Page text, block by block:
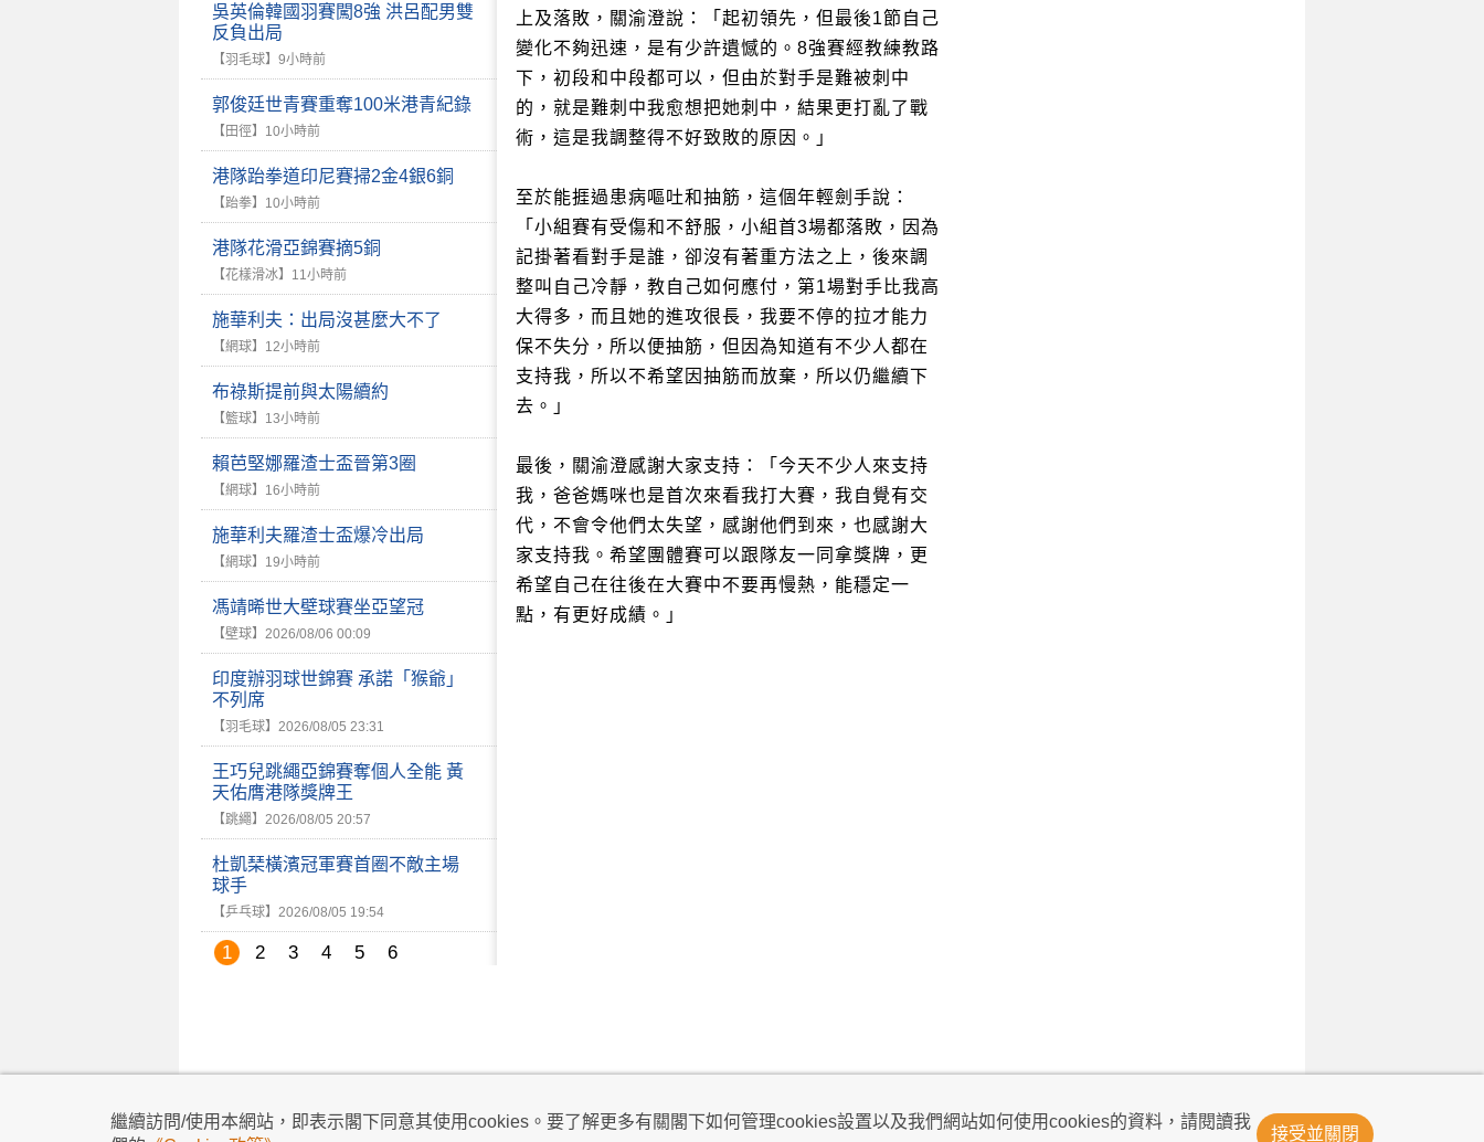
吳英倫韓國羽賽闖8強 洪呂配男雙
反負出局
【羽毛球】 9小時前
郭俊廷世青賽重奪100米港青紀錄
【田徑】 10小時前
港隊跆拳道印尼賽掃2金4銀6銅
【跆拳】 10小時前
港隊花滑亞錦賽摘5銅
【花樣滑冰】 11小時前
施華利夫：出局沒甚麼大不了
【網球】 12小時前
布祿斯提前與太陽續約
【籃球】 13小時前
賴芭堅娜羅渣士盃晉第3圈
【網球】 16小時前
施華利夫羅渣士盃爆冷出局
【網球】 19小時前
馮靖晞世大壁球賽坐亞望冠
【壁球】 2026/08/06 00:09
印度辦羽球世錦賽 承諾「猴爺」
不列席
【羽毛球】 2026/08/05 23:31
王巧兒跳繩亞錦賽奪個人全能 黃
天佑膺港隊獎牌王
【跳繩】 2026/08/05 20:57
杜凱琹橫濱冠軍賽首圈不敵主場
球手
【乒乓球】 2026/08/05 19:54
1 2 3 4 5 6
上及落敗，關渝澄說：「起初領先，但最後1節自己
變化不夠迅速，是有少許遺憾的。8強賽經教練教路
下，初段和中段都可以，但由於對手是難被刺中
的，就是難刺中我愈想把她刺中，結果更打亂了戰
術，這是我調整得不好致敗的原因。」
至於能捱過患病嘔吐和抽筋，這個年輕劍手說：
「小組賽有受傷和不舒服，小組首3場都落敗，因為
記掛著看對手是誰，卻沒有著重方法之上，後來調
整叫自己冷靜，教自己如何應付，第1場對手比我高
大得多，而且她的進攻很長，我要不停的拉才能力
保不失分，所以便抽筋，但因為知道有不少人都在
支持我，所以不希望因抽筋而放棄，所以仍繼續下
去。」
最後，關渝澄感謝大家支持：「今天不少人來支持
我，爸爸媽咪也是首次來看我打大賽，我自覺有交
代，不會令他們太失望，感謝他們到來，也感謝大
家支持我。希望團體賽可以跟隊友一同拿獎牌，更
希望自己在往後在大賽中不要再慢熱，能穩定一
點，有更好成績。」
繼續訪問/使用本網站，即表示閣下同意其使用cookies。要了解更多有關閣下如何管理cookies設置以及我們網站如何使用cookies的資料，請閱讀我
接受並關閉
私隱政策 | 使用條款 免責及著作權聲明 © Now TV Limited 2011-2026 著作權所有